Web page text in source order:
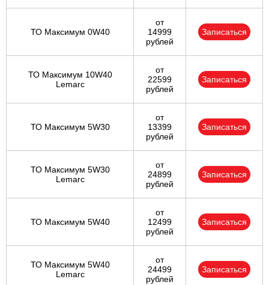
ТО Максимум 0W40
от
14999
рублей
Записаться
ТО Максимум 10W40
Lemarc
от
22599
рублей
Записаться
ТО Максимум 5W30
от
13399
рублей
Записаться
ТО Максимум 5W30
Lemarc
от
24899
рублей
Записаться
ТО Максимум 5W40
от
12499
рублей
Записаться
ТО Максимум 5W40
Lemarc
от
24499
рублей
Записаться